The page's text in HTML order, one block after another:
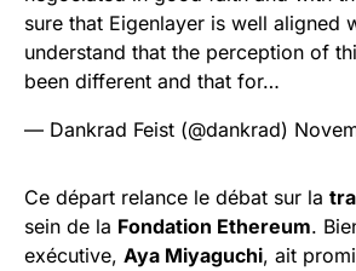
sure that Eigenlayer is well aligned
understand that the perception of
been different and that for…
— Dankrad Feist (@dankrad)
Ce départ relance le débat sur la
sein de la Fondation Ethereum.
exécutive, Aya Miyaguchi, ait